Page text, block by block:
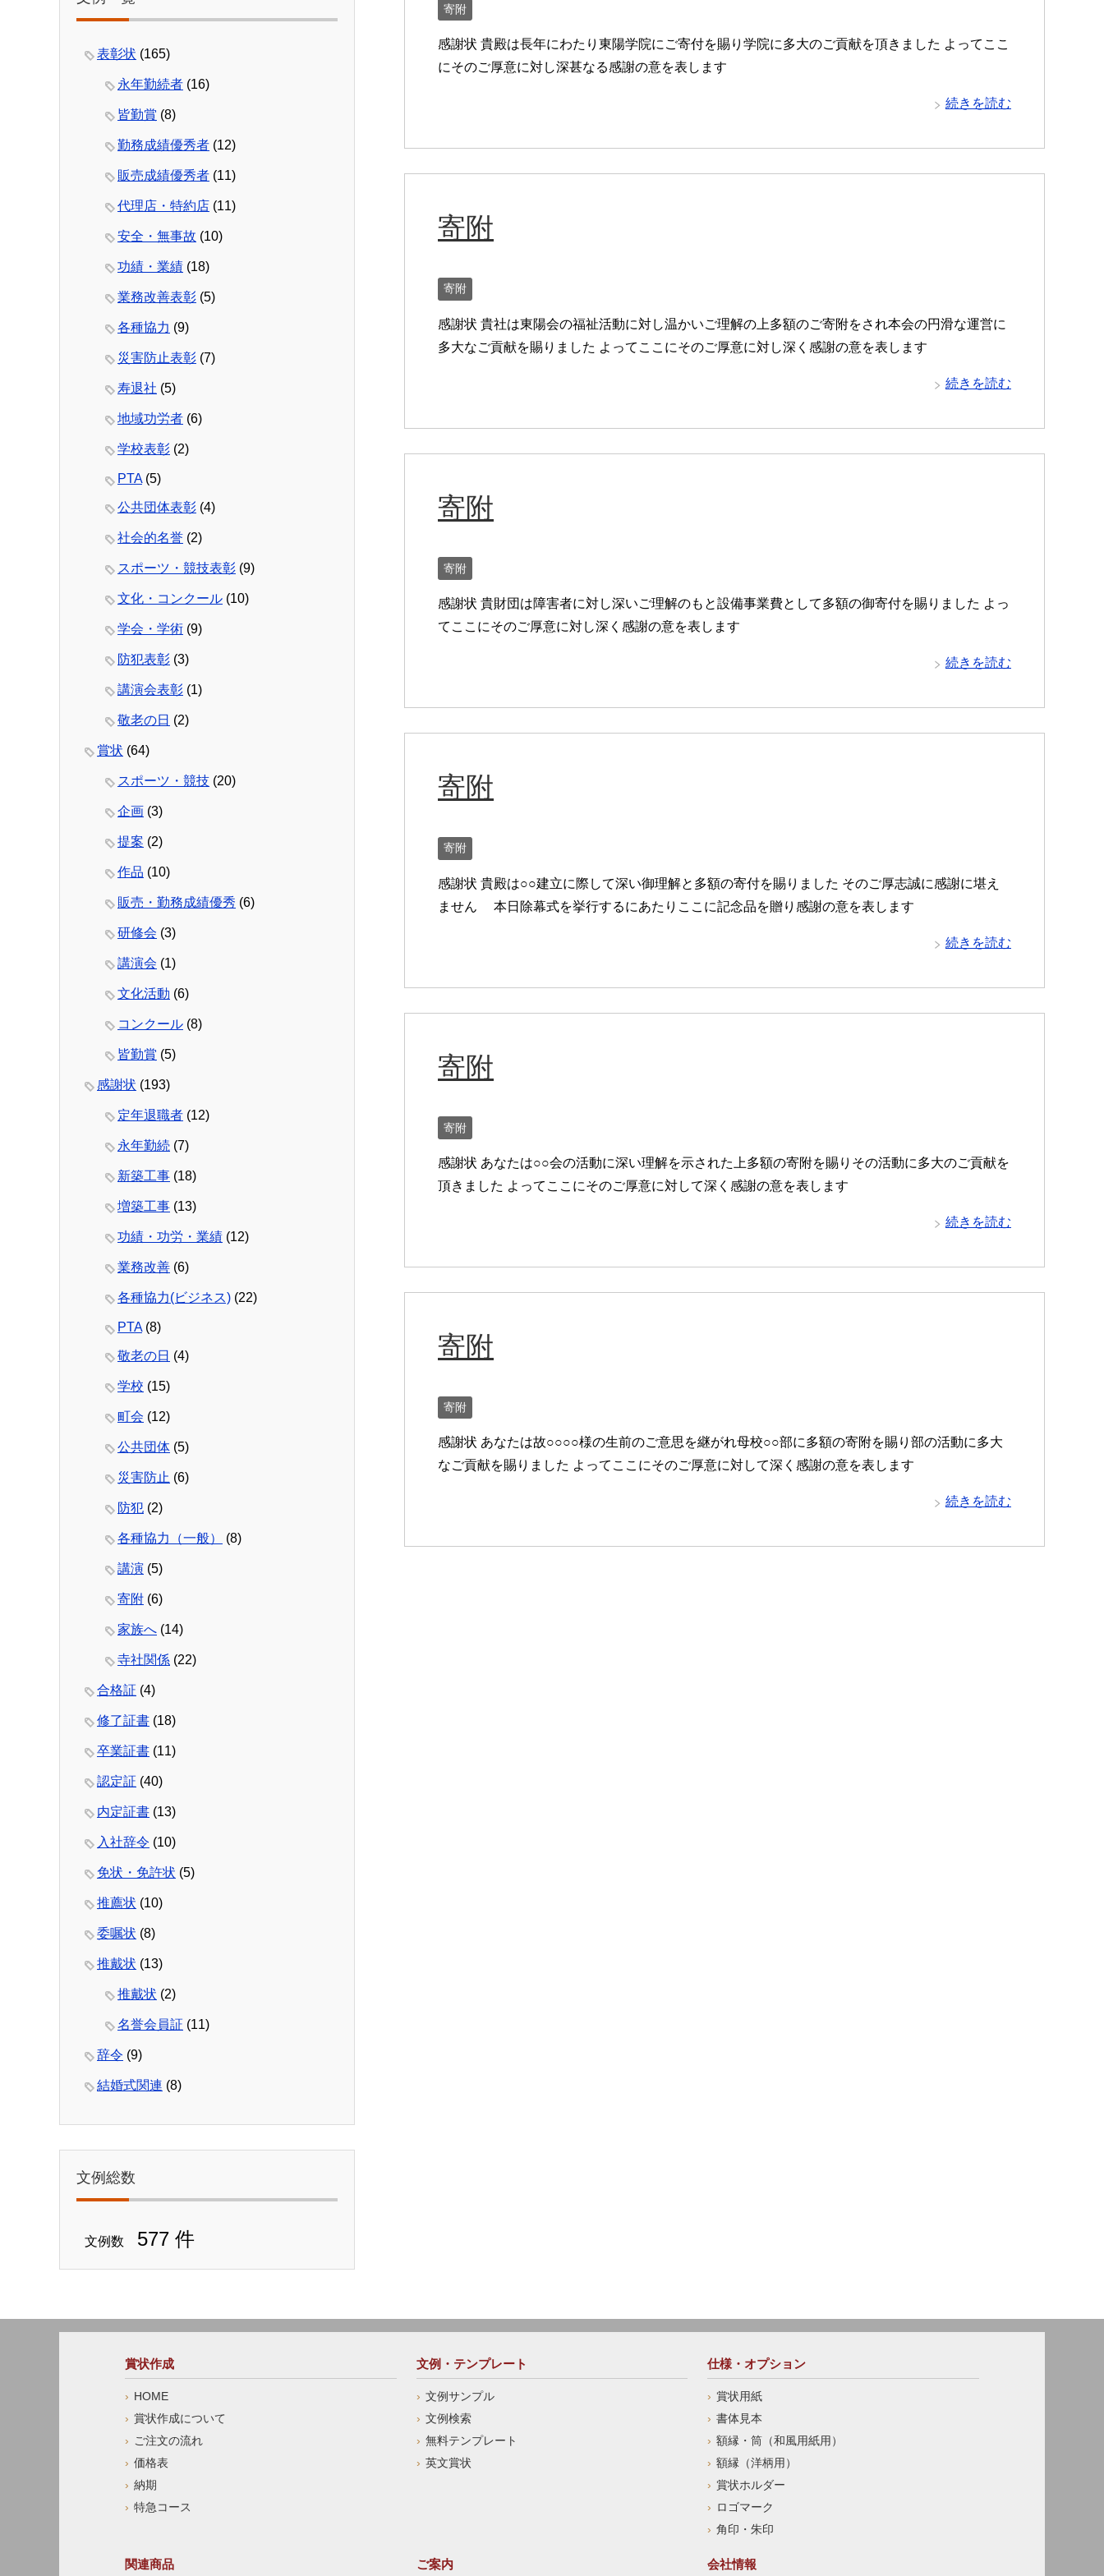
寄附
感謝状 貴殿は長年にわたり東陽学院にご寄付を賜り学院に多大のご貢献を頂きました よってここ
にそのご厚意に対し深甚なる感謝の意を表します
続きを読む
寄附
寄附
感謝状 貴社は東陽会の福祉活動に対し温かいご理解の上多額のご寄附をされ本会の円滑な運営に
多大なご貢献を賜りました よってここにそのご厚意に対し深く感謝の意を表します
続きを読む
寄附
寄附
感謝状 貴財団は障害者に対し深いご理解のもと設備事業費として多額の御寄付を賜りました よっ
てここにそのご厚意に対し深く感謝の意を表します
続きを読む
寄附
寄附
感謝状 貴殿は○○建立に際して深い御理解と多額の寄付を賜りました そのご厚志誠に感謝に堪え
ません 本日除幕式を挙行するにあたりここに記念品を贈り感謝の意を表します
続きを読む
寄附
寄附
感謝状 あなたは○○会の活動に深い理解を示された上多額の寄附を賜りその活動に多大のご貢献を
頂きました よってここにそのご厚意に対して深く感謝の意を表します
続きを読む
寄附
寄附
感謝状 あなたは故○○○○様の生前のご意思を継がれ母校○○部に多額の寄附を賜り部の活動に多大
なご貢献を賜りました よってここにそのご厚意に対して深く感謝の意を表します
続きを読む
表彰状 (165)
永年勤続者 (16)
皆勤賞 (8)
勤務成績優秀者 (12)
販売成績優秀者 (11)
代理店・特約店 (11)
安全・無事故 (10)
功績・業績 (18)
業務改善表彰 (5)
各種協力 (9)
災害防止表彰 (7)
寿退社 (5)
地域功労者 (6)
学校表彰 (2)
PTA(5)
公共団体表彰 (4)
社会的名誉 (2)
スポーツ・競技表彰 (9)
文化・コンクール (10)
学会・学術 (9)
防犯表彰 (3)
講演会表彰 (1)
敬老の日 (2)
賞状 (64)
スポーツ・競技 (20)
企画 (3)
提案 (2)
作品 (10)
販売・勤務成績優秀 (6)
研修会 (3)
講演会 (1)
文化活動 (6)
コンクール (8)
皆勤賞 (5)
感謝状 (193)
定年退職者 (12)
永年勤続 (7)
新築工事 (18)
増築工事 (13)
功績・功労・業績 (12)
業務改善 (6)
各種協力(ビジネス) (22)
PTA(8)
敬老の日 (4)
学校 (15)
町会 (12)
公共団体 (5)
災害防止 (6)
防犯 (2)
各種協力（一般） (8)
講演 (5)
寄附 (6)
家族へ (14)
寺社関係 (22)
合格証 (4)
修了証書 (18)
卒業証書 (11)
認定証 (40)
内定証書 (13)
入社辞令 (10)
免状・免許状 (5)
推薦状 (10)
委嘱状 (8)
推戴状 (13)
推戴状 (2)
名誉会員証 (11)
辞令 (9)
結婚式関連 (8)
文例総数
文例数 577 件
賞状作成
HOME
賞状作成について
ご注文の流れ
価格表
納期
特急コース
文例・テンプレート
文例サンプル
文例検索
無料テンプレート
英文賞状
仕様・オプション
賞状用紙
書体見本
額縁・筒（和風用紙用）
額縁（洋柄用）
賞状ホルダー
ロゴマーク
角印・朱印
関連商品 ご案内 会社情報